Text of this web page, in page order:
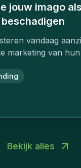
jouw imago als
vandaag
marketing van
Bekijk alles